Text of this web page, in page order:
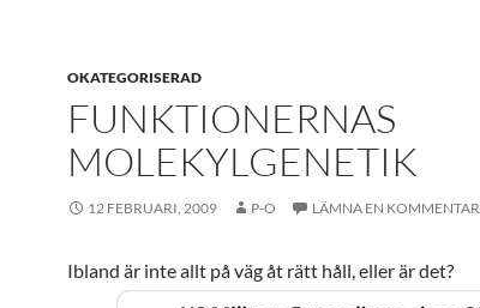
OKATEGORISERAD
FUNKTIONERNAS
MOLEKYLGENETIK
12 FEBRUARI, 2009 P-O LÄMNA EN KOMMENTAR
Ibland är inte allt på väg åt rätt håll, eller är det?